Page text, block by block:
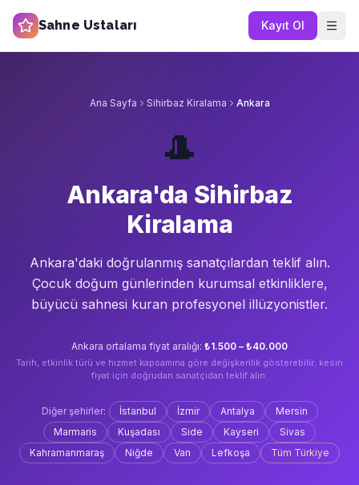
Sahne Ustaları Kayıt Ol
Ana Sayfa Sihirbaz Kiralama Ankara
🎩
Ankara'da Sihirbaz
Kiralama
Ankara'daki doğrulanmış sanatçılardan teklif alın.
Çocuk doğum günlerinden kurumsal etkinliklere,
büyücü sahnesi kuran profesyonel illüzyonistler.
Ankara ortalama fiyat aralığı: ₺1.500 – ₺40.000
Tarih, etkinlik türü ve hizmet kapsamına göre değişkenlik gösterebilir; kesin
fiyat için doğrudan sanatçıdan teklif alın.
Diğer şehirler: İstanbul İzmir Antalya
Mersin
Marmaris
Kuşadası Side Kayseri
Sivas
Kahramanmaraş
Niğde Van Lefkoşa Tüm Türkiye